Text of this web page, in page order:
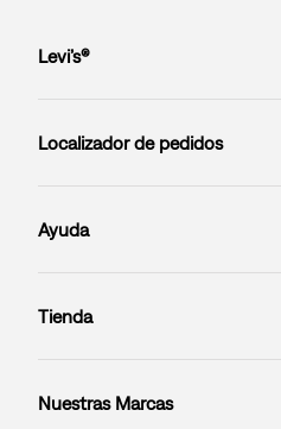
Levi’s®
Localizador de pedidos
Ayuda
Tienda
Nuestras Marcas